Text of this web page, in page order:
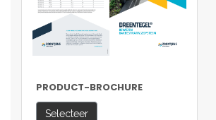
PRODUCT-BROCHURE
Selecteer